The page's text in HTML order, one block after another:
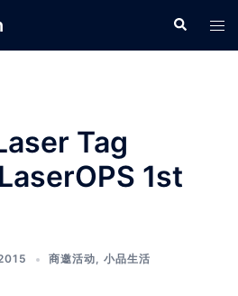
Search
Tag
1st
商邀活动, 小品生活